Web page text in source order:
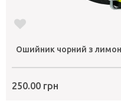
Ошийник чорний з
250.00 грн